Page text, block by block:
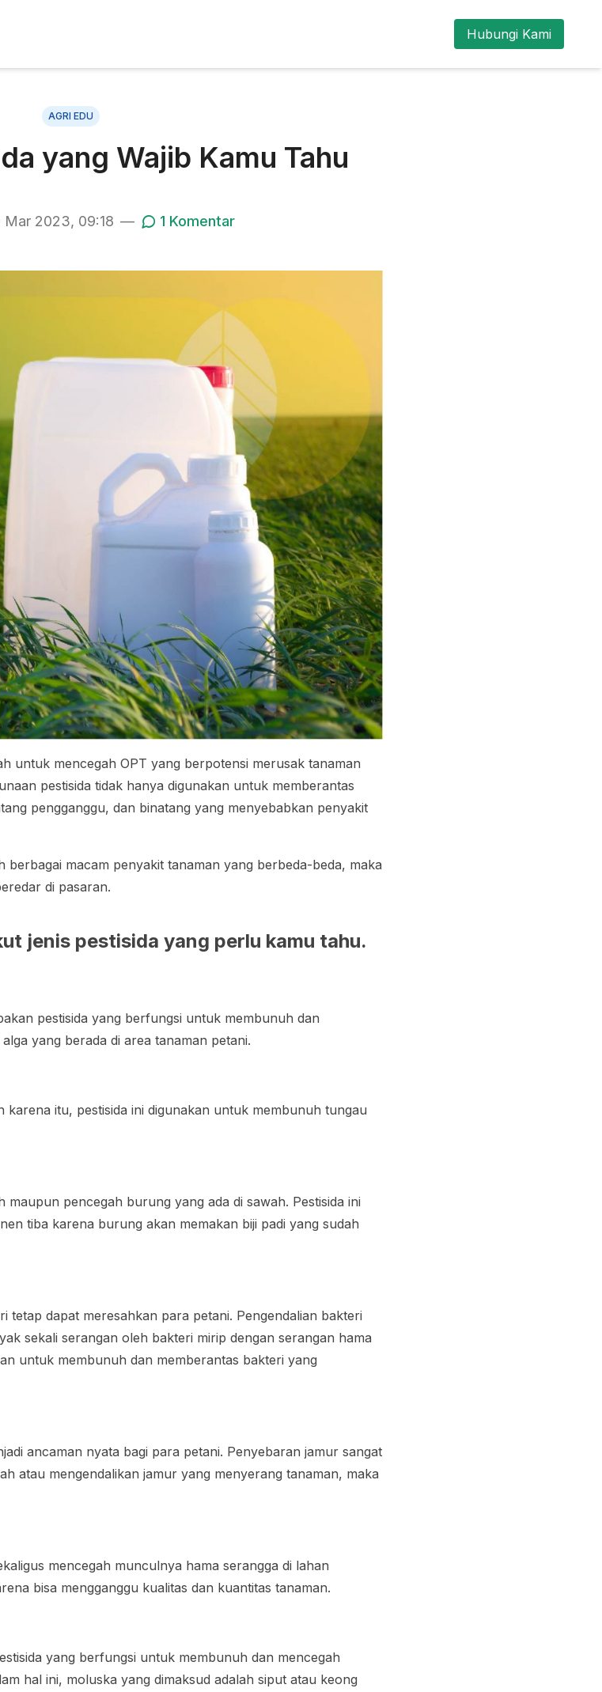
Hubungi Kami
AGRI EDU
yang Wajib Kamu Tahu
Mar 2023, 09:18 — 1 Komentar
untuk mencegah OPT yang berpotensi merusak tanaman
pestisida tidak hanya digunakan untuk memberantas
pengganggu, dan binatang yang menyebabkan penyakit
berbagai macam penyakit tanaman yang berbeda-beda, maka
di pasaran.
jenis pestisida yang perlu kamu tahu.
pestisida yang berfungsi untuk membunuh dan
yang berada di area tanaman petani.
karena itu, pestisida ini digunakan untuk membunuh tungau
pencegah burung yang ada di sawah. Pestisida ini
tiba karena burung akan memakan biji padi yang sudah
tetap dapat meresahkan para petani. Pengendalian bakteri
sekali serangan oleh bakteri mirip dengan serangan hama
untuk membunuh dan memberantas bakteri yang
ancaman nyata bagi para petani. Penyebaran jamur sangat
atau mengendalikan jamur yang menyerang tanaman, maka
mencegah munculnya hama serangga di lahan
bisa mengganggu kualitas dan kuantitas tanaman.
yang berfungsi untuk membunuh dan mencegah
hal ini, moluska yang dimaksud adalah siput atau keong